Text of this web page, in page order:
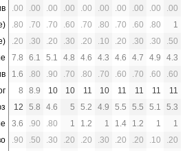
.00 .00 .00 .00 .00 .00 .00 .00 .00
.00
.80 .70 .70 .60 .70 .80 .70 .60 .80
1
.20 .30 .20 .30 .20 .10 .20 .30 .30
.50
7.8 6.1 5.1 4.8 4.6 4.3 4.6 4.7 4.9
4.3
1.6 .80 .90 .70 .80 .70 .60 .70 .60
.60
8 8.9 10 10 11 10 11 11 11
11
12 5.8 4.6 5 5.2 4.9 5.5 5.5 5.1
5.3
3.6 .90 .80 1 1.2 1 1.4 1.2 1
1
.90 .50 .30 .20 .20 .30 .20 .20 .10
.20